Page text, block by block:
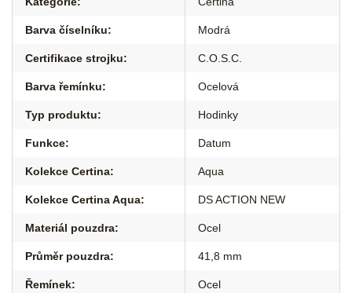
Barva číselníku: Modrá
Certifikace strojku: C.O.S.C.
Barva řemínku: Ocelová
Typ produktu: Hodinky
Funkce: Datum
Kolekce Certina: Aqua
Kolekce Certina Aqua: DS ACTION NEW
Materiál pouzdra: Ocel
Průměr pouzdra: 41,8 mm
Řemínek: Ocel